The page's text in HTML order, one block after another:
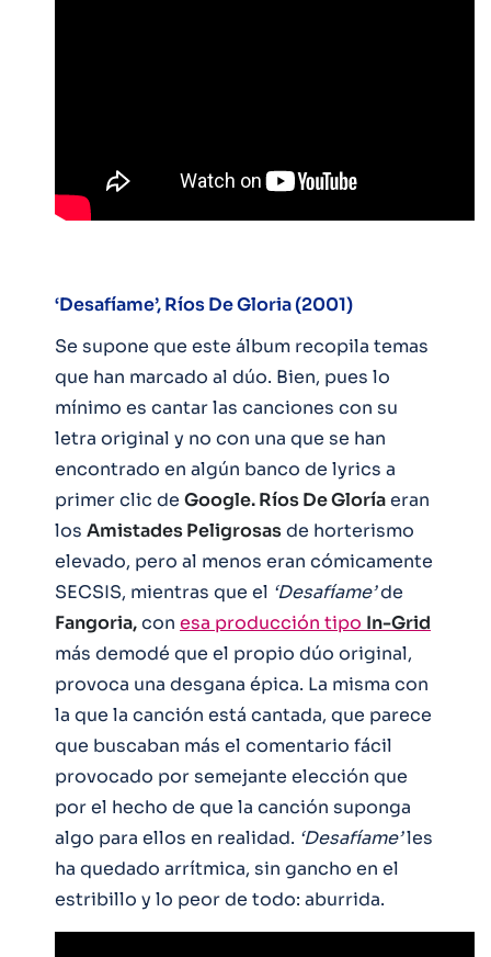
‘Desafíame’, Ríos De Gloria (2001)
Se supone que este álbum recopila temas
que han marcado al dúo. Bien, pues lo
mínimo es cantar las canciones con su
letra original y no con una que se han
encontrado en algún banco de lyrics a
primer clic de Google. Ríos De Gloríaeran
los Amistades Peligrosasde horterismo
elevado, pero al menos eran cómicamente
SECSIS, mientras que el ‘Desafíame’de
Fangoria,con esa producción tipo In-Grid
más demodé que el propio dúo original,
provoca una desgana épica. La misma con
la que la canción está cantada, que parece
que buscaban más el comentario fácil
provocado por semejante elección que
por el hecho de que la canción suponga
algo para ellos en realidad. ‘Desafíame’les
ha quedado arrítmica, sin gancho en el
estribillo y lo peor de todo: aburrida.